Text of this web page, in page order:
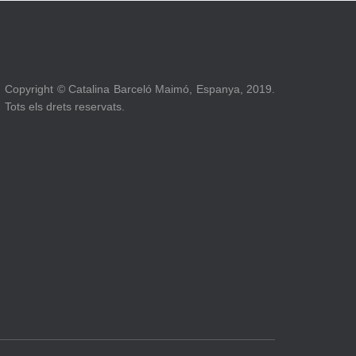
Copyright © Catalina Barceló Maimó, Espanya, 2019.
Tots els drets reservats.